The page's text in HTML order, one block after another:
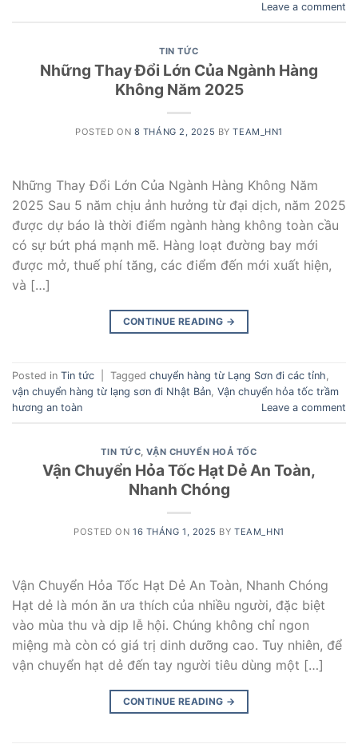
Leave a comment
TIN TỨC
Những Thay Đổi Lớn Của Ngành Hàng
Không Năm 2025
POSTED ON 8 THÁNG 2, 2025 BYTEAM_HN1
Những Thay Đổi Lớn Của Ngành Hàng Không Năm
2025 Sau 5 năm chịu ảnh hưởng từ đại dịch, năm 2025
được dự báo là thời điểm ngành hàng không toàn cầu
có sự bứt phá mạnh mẽ. Hàng loạt đường bay mới
được mở, thuế phí tăng, các điểm đến mới xuất hiện,
và […]
CONTINUE READING →
Posted in Tin tức Tagged chuyển hàng từ Lạng Sơn đi các tỉnh
vận chuyển hàng từ lạng sơn đi Nhật Bản Vận chuyển hỏa tốc trầm
hương an toàn
Leave a comment
TIN TỨC ,VẬN CHUYỂN HOẢ TỐC
Vận Chuyển Hỏa Tốc Hạt Dẻ An Toàn,
Nhanh Chóng
POSTED ON 16 THÁNG 1, 2025 BYTEAM_HN1
Vận Chuyển Hỏa Tốc Hạt Dẻ An Toàn, Nhanh Chóng
Hạt dẻ là món ăn ưa thích của nhiều người, đặc biệt
vào mùa thu và dịp lễ hội. Chúng không chỉ ngon
miệng mà còn có giá trị dinh dưỡng cao. Tuy nhiên, để
vận chuyển hạt dẻ đến tay người tiêu dùng một […]
CONTINUE READING →